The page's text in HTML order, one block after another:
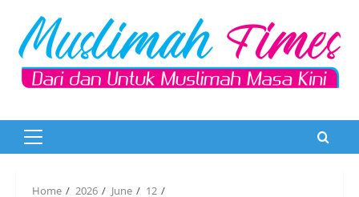
content
Primary
Home 2026 June
12